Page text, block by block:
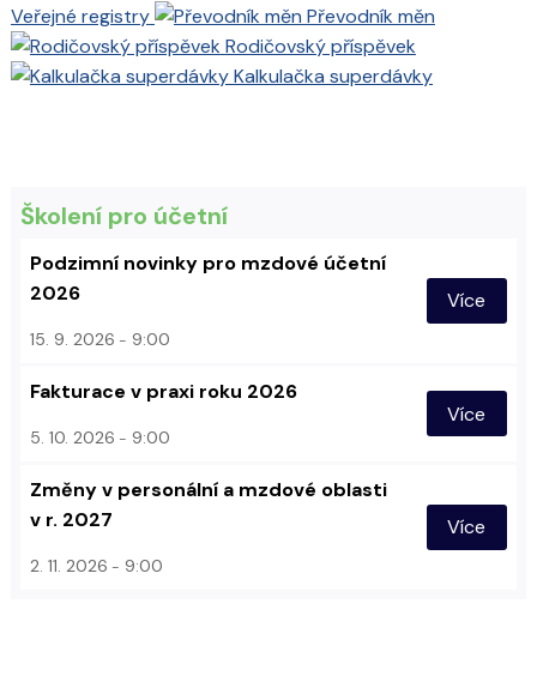
Veřejné registry
Převodník měn
Rodičovský příspěvek
Kalkulačka superdávky
Školení pro účetní
Podzimní novinky pro mzdové účetní
2026
15. 9. 2026 9:00
Více
Fakturace v praxi roku 2026
5. 10. 2026 9:00
Více
Změny v personální a mzdové oblasti
v r. 2027
2. 11. 2026 9:00
Více